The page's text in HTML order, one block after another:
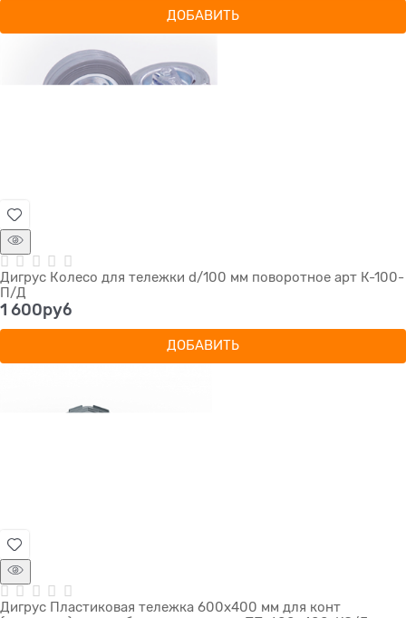
ДОБАВИТЬ
Дигрус Колесо для тележки d/100 мм поворотное арт К-100-
П/Д
1 600руб
ДОБАВИТЬ
Дигрус Пластиковая тележка 600х400 мм для конт